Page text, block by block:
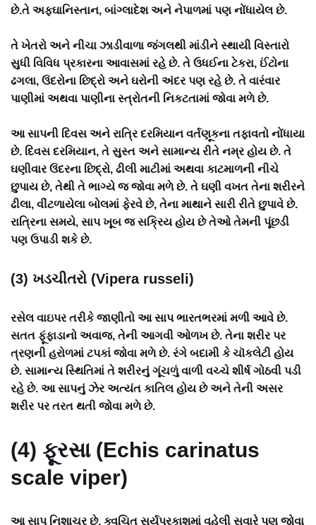
છે.તે અફઘાનિસ્તાન, બાંગ્લાદેશ અને નેપાળમાં પણ નોંધાયેલ છે.
તે ખેતરો અને નીચા ઝાડીવાળા જંગલથી માંડીને સ્થાયી વિસ્તારો
સુધી વિવિધ પ્રકારના આવાસમાં રહે છે. તે ઉધઈના ટેકરા, ઈંટોના
ઢગલા, ઉંદરોના છિદ્રો અને ઘરોની અંદર પણ રહે છે. તે વારંવાર
પાણીમાં અથવા પાણીના સ્ત્રોતની નિકટતામાં જોવા મળે છે.
આ સાપની દિવસ અને રાત્રિ દરમિયાન વર્તણૂકના તફાવતો નોંધાયા
છે. દિવસ દરમિયાન, તે સુસ્ત અને સામાન્ય રીતે નમ્ર હોય છે. તે
ઘણીવાર ઉંદરના છિદ્રો, ઢીલી માટીમાં અથવા કાટમાળની નીચે
છુપાય છે, તેથી તે ભાગ્યે જ જોવા મળે છે. તે ઘણી વખત તેના શરીરને
ઢીલા, વીંટળાયેલા બોલમાં ફેરવે છે, તેના માથાને સારી રીતે છુપાવે છે.
રાત્રિના સમયે, સાપ ખૂબ જ સક્રિય હોય છે તેઓ તેમની પૂંછડી
પણ ઉપાડી શકે છે.
(3) ખડચીતરો (Vipera russeli)
રસેલ વાઇપર તરીકે જાણીતો આ સાપ ભારતભરમાં મળી આવે છે.
સતત ફૂંફાડાનો અવાજ, તેની આગવી ઓળખ છે. તેના શરીર પર
ત્રણની હરોળમાં ટપકાં જોવા મળે છે. રંગે બદામી કે ચૉકલેટી હોય
છે. સામાન્ય સ્થિતિમાં તે શરીરનું ગૂંચળું વાળી વચ્ચે શીર્ષ ગોઠવી પડી
રહે છે. આ સાપનું ઝેર અત્યંત કાતિલ હોય છે અને તેની અસર
શરીર પર તરત થતી જોવા મળે છે.
(4) ફૂરસા (Echis carinatus
scale viper)
આ સાપ નિશાચર છે. ક્વચિત્ સૂર્યપ્રકાશમાં વહેલી સવારે પણ જોવા